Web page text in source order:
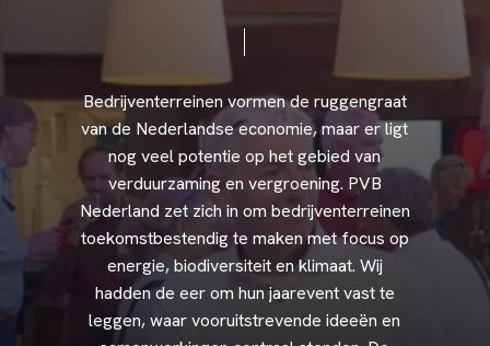
Bedrijventerreinen vormende ruggengraat
vande Nederlandseeconomie, maar erligt
nog veel potentie op het gebied van
verduurzamingen vergroening. PVB
Nederland zet zich in om bedrijventerreinen
toekomstbestendigte maken metfocus op
energie,biodiversiteitenklimaat. Wij
haddende eeromhunjaareventvastte
leggen, waar vooruitstrevende ideeën en